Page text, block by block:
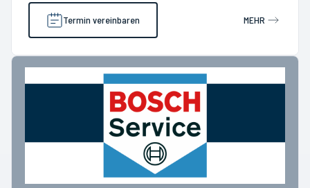
Termin vereinbaren MEHR